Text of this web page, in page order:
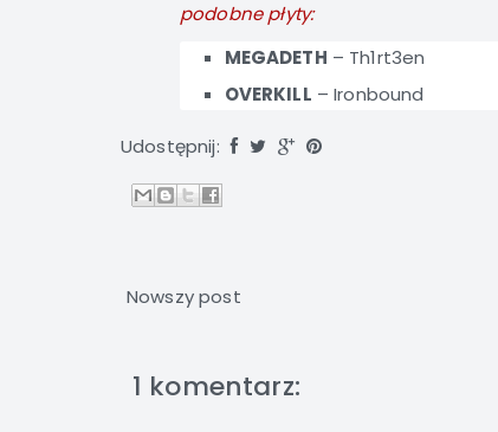
podobne płyty:
MEGADETH – Th1rt3en
OVERKILL –Ironbound
Udostępnij:
Nowszy post
1 komentarz: